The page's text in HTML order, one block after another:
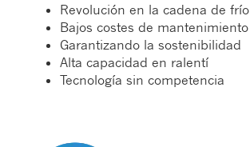
Revolución en la cadena de frío
Bajos costes de mantenimiento
Garantizando la sostenibilidad
Alta capacidad en ralentí
Tecnología sin competencia